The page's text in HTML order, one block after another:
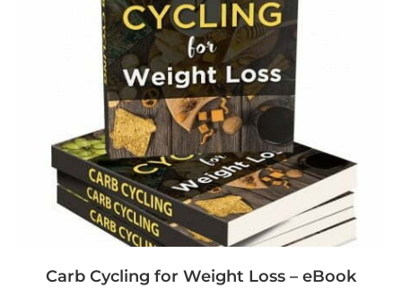
Carb Cycling for Weight Loss – eBook